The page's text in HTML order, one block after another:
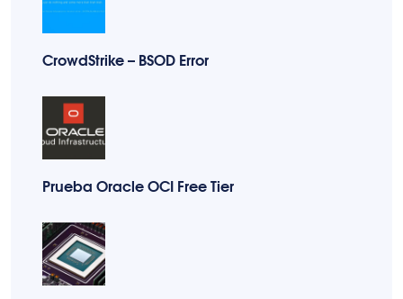
CrowdStrike – BSOD Error
Prueba Oracle OCI Free Tier